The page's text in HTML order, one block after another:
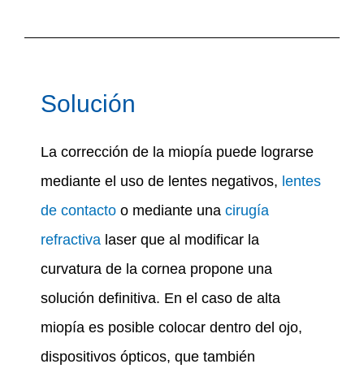
Solución
La corrección de la miopía puede lograrse
mediante el uso de lentes negativos, lentes
de contacto o mediante una cirugía
refractiva laser que al modificar la
curvatura de la cornea propone una
solución definitiva. En el caso de alta
miopía es posible colocar dentro del ojo,
dispositivos ópticos, que también